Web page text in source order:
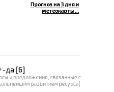
Прогноз на 3 дня и
метеокарты...
-да [6]
и предложения, связанные с
развитием ресурса]